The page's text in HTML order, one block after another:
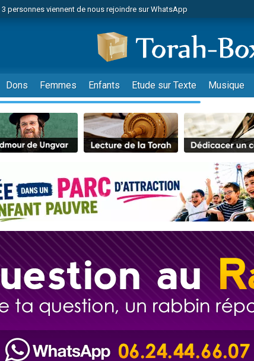
3 personnes viennent de nous rejoindre sur WhatsApp
3 personnes viennent de faire un don pour 5 jours de vacances aux
3 personnes viennent de faire un don pour Diane, 80 ans, dans un
2 personnes viennent de nous rejoindre sur WhatsApp
13 personnes viennent de demander une bénédiction
30 personnes viennent de faire un don pour Sauvez la jambe de
Il reste 49 places pour étudier en groupe sur Zoom
12 nouvelles musiques dans Torah-Box Music
2 personnes viennent de nous rejoindre sur WhatsApp
2 nouvelles musiques dans Torah-Box Music
3 personnes viennent de nous rejoindre sur WhatsApp
8 personnes viennent de faire un don pour Tsédaka : pauvres d'Israel
Nouvelle émission radio : Visions de grandeur n°104 : Le Chabbath et le
61 personnes viennent de demander une bénédiction
Ariel vient de donner son Maasser
Nathaniel vient de donner son Maasser
4 personnes viennent de nous rejoindre sur WhatsApp
Dons Femmes Enfants Etude sur Texte Musique